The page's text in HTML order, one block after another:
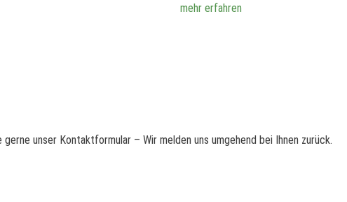
mehr erfahren
unser Kontaktformular – Wir melden uns umgehend bei Ihnen zurück.